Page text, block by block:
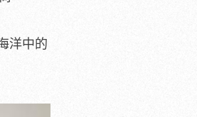
洋中的